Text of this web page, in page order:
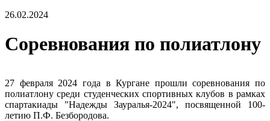
26.02.2024
Соревнования по полиатлону
27 февраля 2024 года в Кургане прошли соревнования по
полиатлону среди студенческих спортивных клубов в рамках
спартакиады "Надежды Зауралья-2024", посвященной 100-
летию П.Ф. Безбородова.